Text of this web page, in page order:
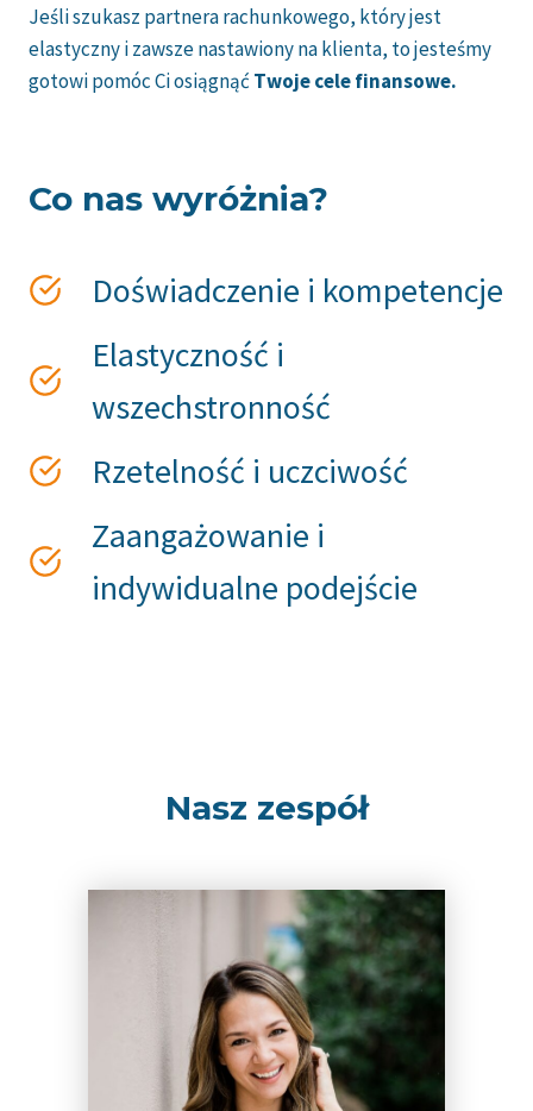
Jeśli szukasz partnera rachunkowego, który jest
elastyczny i zawsze nastawiony na klienta, to jesteśmy
gotowi pomóc Ci osiągnąć Twoje cele finansowe.
Co nas wyróżnia?
Doświadczenie i kompetencje
Elastyczność i
wszechstronność
Rzetelność i uczciwość
Zaangażowanie i
indywidualne podejście
Nasz zespół